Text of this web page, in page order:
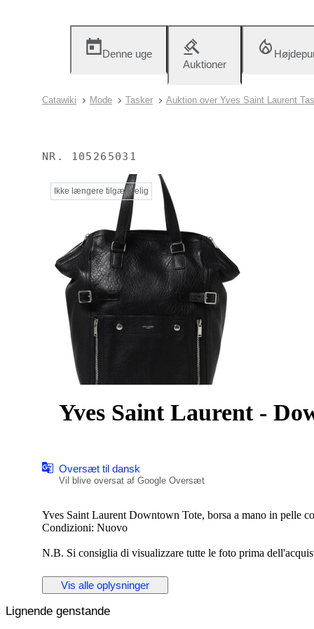
Denne uge
Auktioner
Catawiki Mode Tasker Auktion over Yves Saint Laurent
NR. 105265031
Ikke længere tilgængelig
Yves Saint Laurent -
Oversæt til dansk
Vil blive oversat af Google Oversæt
Yves Saint Laurent Downtown Tote, borsa a mano in pelle
Condizioni: Nuovo
N.B. Si consiglia di visualizzare tutte le foto prima
ALTEZZA: 40 cm
LUNGHEZZA: 40 cm
Vis alle oplysninger
Lignende genstande